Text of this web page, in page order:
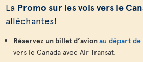
La Promo sur les vols vers le
alléchantes!
Réservez un billet d’avionau départ
vers le Canada avec Air Transat.